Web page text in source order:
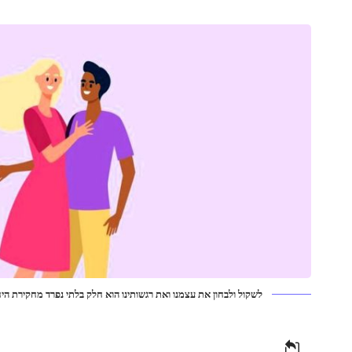
לשקול ולבחון את עצמנו ואת רגשותינו הוא חלק בלתי נפרד מחקירת